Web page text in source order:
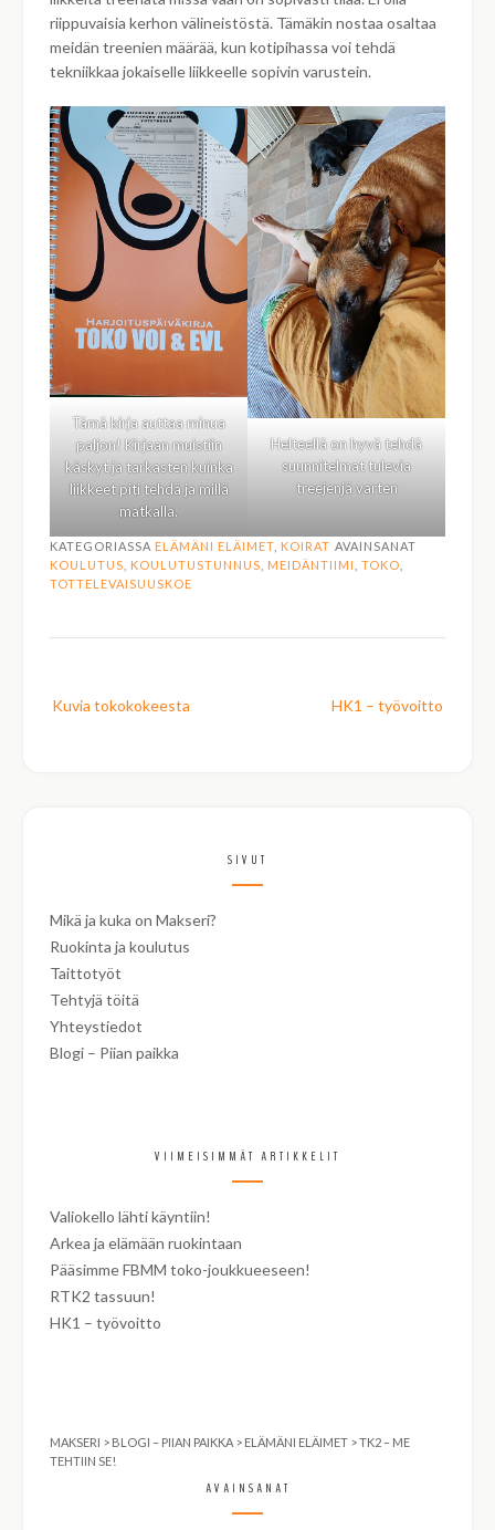
riippuvaisia kerhon välineistöstä. Tämäkin nostaa osaltaa
meidän treenien määrää, kun kotipihassa voi tehdä
tekniikkaa jokaiselle liikkeelle sopivin varustein.
Tämä kirja auttaa minua
paljon! Kirjaan muistiin
käskyt ja tarkasten kuinka
liikkeet piti tehdä ja millä
matkalla.
Helteellä on hyvä tehdä
suunnitelmat tulevia
treejenjä varten
KATEGORIASSA ELÄMÄNI ELÄIMET KOIRAT AVAINSANAT
KOULUTUS
KOULUTUSTUNNUS MEIDÄNTIIMI TOKO
TOTTELEVAISUUSKOE
navigation
Kuvia tokokokeesta HK1 – työvoitto
SIVUT
Mikä ja kuka on Makseri?
Ruokinta ja koulutus
Taittotyöt
Tehtyjä töitä
Yhteystiedot
Blogi – Piian paikka
VIIMEISIMMÄT ARTIKKELIT
Valiokello lähti käyntiin!
Arkea ja elämään ruokintaan
Pääsimme FBMM toko-joukkueeseen!
RTK2 tassuun!
HK1 – työvoitto
MAKSERI > BLOGI – PIIAN PAIKKA > ELÄMÄNI ELÄIMET >TK2 – ME
TEHTIIN SE!
AVAINSANAT